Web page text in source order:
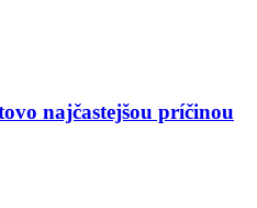
najčastejšou príčinou